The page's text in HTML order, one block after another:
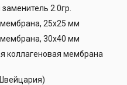
2.0гр.
25х25 мм
30х40 мм
коллагеновая мембрана